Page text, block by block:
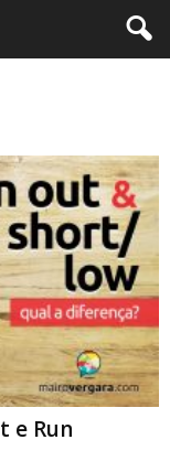
e Run